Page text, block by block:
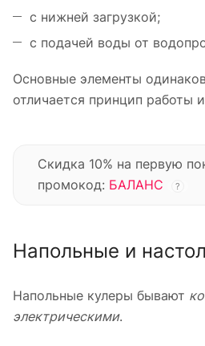
с нижней загрузкой;
с подачей воды от
Основные элементы
отличается принцип работы
Скидка 10% на первую
промокод: БАЛАНС ?
Напольные и
Напольные кулеры бывают
электрическими.